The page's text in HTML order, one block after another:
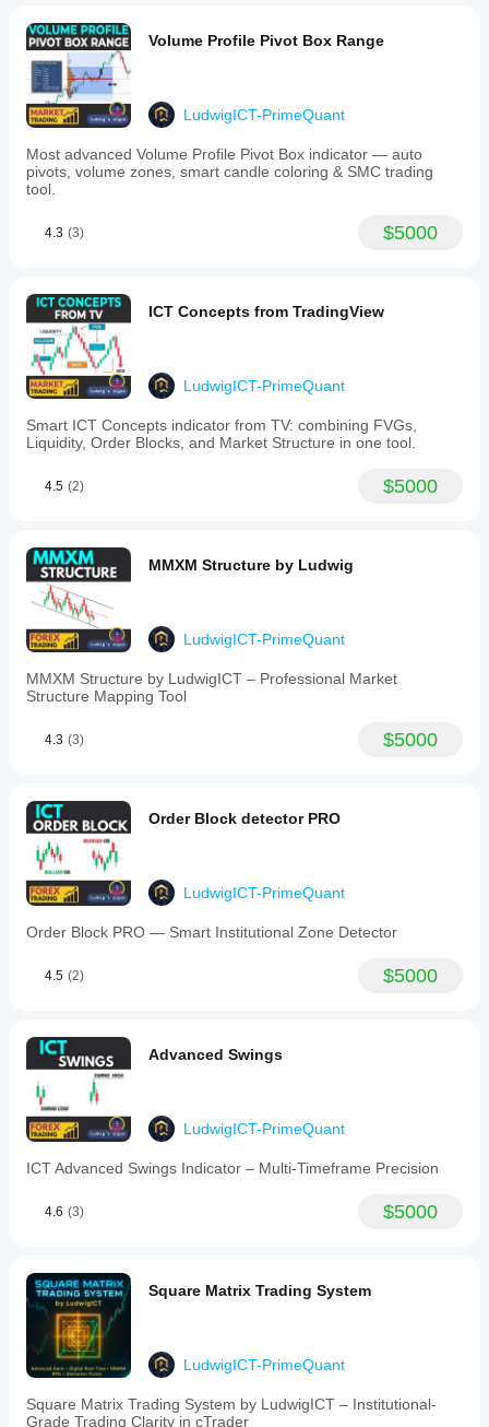
Volume Profile Pivot Box Range
LudwigICT-PrimeQuant
Most advanced Volume Profile Pivot Box indicator — auto
pivots, volume zones, smart candle coloring & SMC trading
tool.
4.3 (3) $5000
ICT Concepts from TradingView
LudwigICT-PrimeQuant
Smart ICT Concepts indicator from TV: combining FVGs,
Liquidity, Order Blocks, and Market Structure in one tool.
4.5 (2) $5000
MMXM Structure by Ludwig
LudwigICT-PrimeQuant
MMXM Structure by LudwigICT – Professional Market
Structure Mapping Tool
4.3 (3) $5000
Order Block detector PRO
LudwigICT-PrimeQuant
Order Block PRO — Smart Institutional Zone Detector
4.5 (2) $5000
Advanced Swings
LudwigICT-PrimeQuant
ICT Advanced Swings Indicator – Multi-Timeframe Precision
4.6 (3) $5000
Square Matrix Trading System
LudwigICT-PrimeQuant
Square Matrix Trading System by LudwigICT – Institutional-
Grade Trading Clarity in cTrader